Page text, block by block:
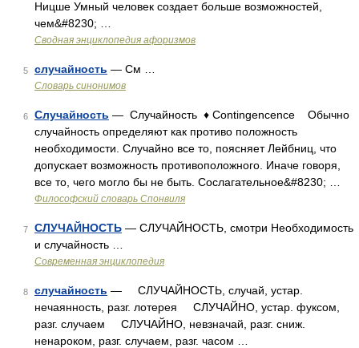
Ницше Умный человек создает больше возможностей,
чем&#8230; …
Сводная энциклопедия афоризмов
5 случайность — См …
Словарь синонимов
6 Случайность — Случайность ♦ Contingencence Обычно
случайность определяют как противо положность
необходимости. Случайно все то, поясняет Лейбниц, что
допускает возможность противоположного. Иначе говоря,
все то, чего могло бы не быть. Сослагательное&#8230; …
Философский словарь Спонвиля
7 СЛУЧАЙНОСТЬ — СЛУЧАЙНОСТЬ, смотри Необходимость
и случайность …
Современная энциклопедия
8 случайность — СЛУЧАЙНОСТЬ, случай, устар.
нечаянность, разг. лотерея СЛУЧАЙНО, устар. фуксом,
разг. случаем СЛУЧАЙНО, невзначай, разг. сниж.
ненароком, разг. случаем, разг. часом …